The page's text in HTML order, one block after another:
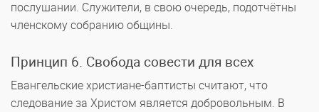
послушании. Служители, в свою очередь, подотчётны
членскому собранию общины.
Принцип 6. Свобода совести для всех
Евангельские христиане-баптисты считают, что
следование за Христом является добровольным. В